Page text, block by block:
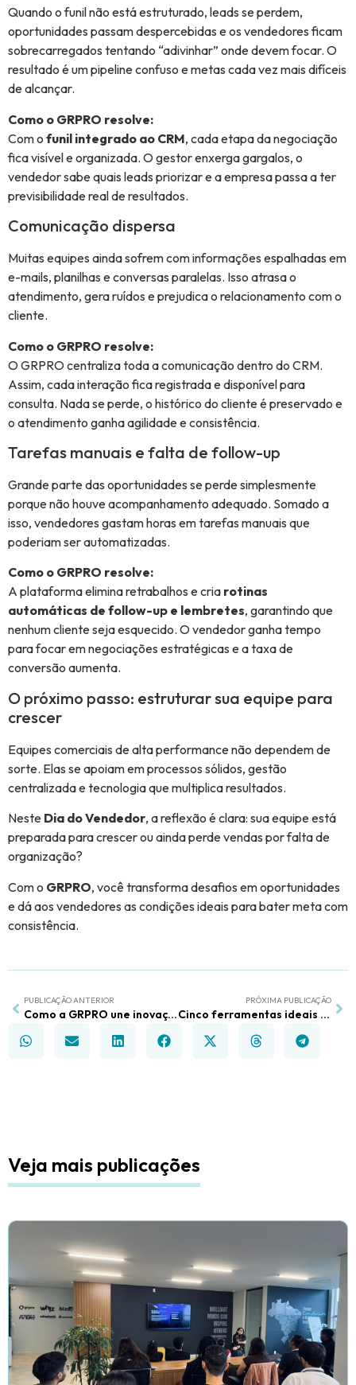
Quando o funil não está estruturado, leads se perdem,
oportunidades passam despercebidas e os vendedores ficam
sobrecarregados tentando “adivinhar” onde devem focar. O
resultado é um pipeline confuso e metas cada vez mais difíceis
de alcançar.
Como o GRPRO resolve:
Com o funil integrado ao CRM, cada etapa da negociação
fica visível e organizada. O gestor enxerga gargalos, o
vendedor sabe quais leads priorizar e a empresa passa a ter
previsibilidade real de resultados.
Comunicação dispersa
Muitas equipes ainda sofrem com informações espalhadas em
e-mails, planilhas e conversas paralelas. Isso atrasa o
atendimento, gera ruídos e prejudica o relacionamento com o
cliente.
Como o GRPRO resolve:
O GRPRO centraliza toda a comunicação dentro do CRM.
Assim, cada interação fica registrada e disponível para
consulta. Nada se perde, o histórico do cliente é preservado e
o atendimento ganha agilidade e consistência.
Tarefas manuais e falta de follow-up
Grande parte das oportunidades se perde simplesmente
porque não houve acompanhamento adequado. Somado a
isso, vendedores gastam horas em tarefas manuais que
poderiam ser automatizadas.
Como o GRPRO resolve:
A plataforma elimina retrabalhos e cria rotinas
automáticas de follow-up e lembretes, garantindo que
nenhum cliente seja esquecido. O vendedor ganha tempo
para focar em negociações estratégicas e a taxa de
conversão aumenta.
O próximo passo: estruturar sua equipe para
crescer
Equipes comerciais de alta performance não dependem de
sorte. Elas se apoiam em processos sólidos, gestão
centralizada e tecnologia que multiplica resultados.
Neste Dia do Vendedor, a reflexão é clara: sua equipe está
preparada para crescer ou ainda perde vendas por falta de
organização?
Com o GRPRO, você transforma desafios em oportunidades
e dá aos vendedores as condições ideais para bater meta com
consistência.
PUBLICAÇÃO ANTERIOR
Como a GRPRO une inovação e sustentabilidade na gestão empresarial
PRÓXIMA PUBLICAÇÃO
Cinco ferramentas ideais do GRPRO para todo vendedor
Veja mais publicações